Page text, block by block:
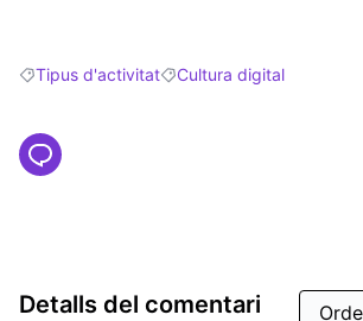
Resultats en filtrar per: Tipus d'activitat
Tipus d'activitatResultats en filtrar per:
Cultura digital
Detalls del comentari